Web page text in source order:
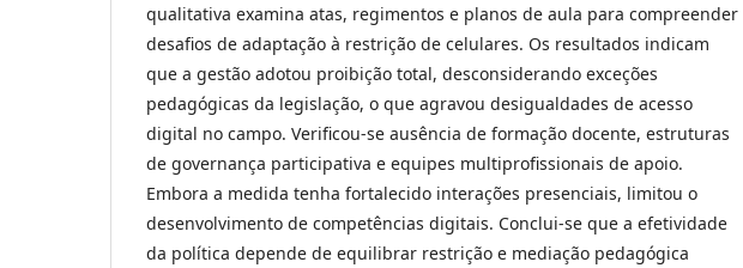
qualitativa examina atas, regimentos e planos de aula para compreender
desafios de adaptação à restrição de celulares. Os resultados indicam
que a gestão adotou proibição total, desconsiderando exceções
pedagógicas da legislação, o que agravou desigualdades de acesso
digital no campo. Verificou-se ausência de formação docente, estruturas
de governança participativa e equipes multiprofissionais de apoio.
Embora a medida tenha fortalecido interações presenciais, limitou o
desenvolvimento de competências digitais. Conclui-se que a efetividade
da política depende de equilibrar restrição e mediação pedagógica